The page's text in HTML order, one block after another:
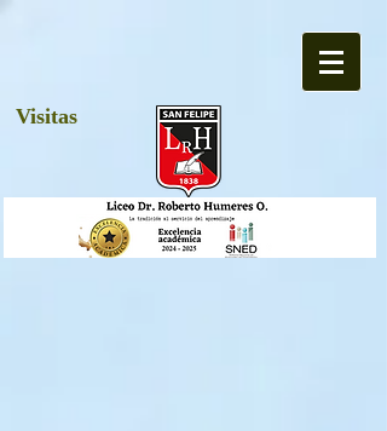
Visitas